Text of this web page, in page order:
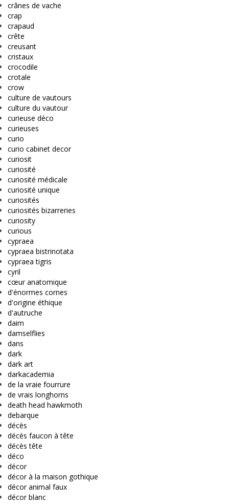
crânes de vache
crap
crapaud
crête
creusant
cristaux
crocodile
crotale
crow
culture de vautours
culture du vautour
curieuse déco
curieuses
curio
curio cabinet decor
curiosit
curiosité
curiosité médicale
curiosité unique
curiosités
curiosités bizarreries
curiosity
curious
cypraea
cypraea bistrinotata
cypraea tigris
cyril
cœur anatomique
d'énormes cornes
d'origine éthique
d'autruche
daim
damselflies
dans
dark
dark art
darkacademia
de la vraie fourrure
de vrais longhorns
death head hawkmoth
debarque
décès
décès faucon à tête
décès tête
déco
décor
décor à la maison gothique
décor animal faux
décor blanc